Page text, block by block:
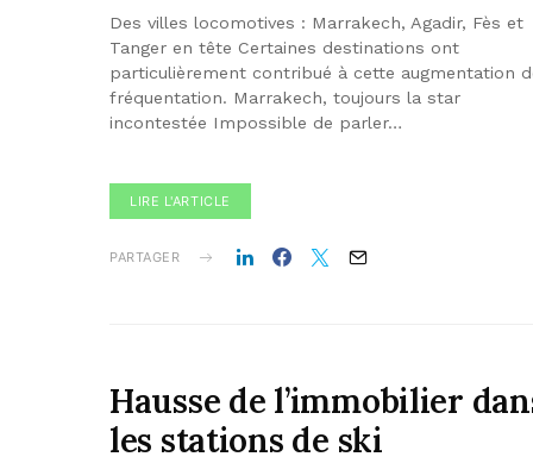
Des villes locomotives : Marrakech, Agadir, Fès et
Tanger en tête Certaines destinations ont
particulièrement contribué à cette augmentation
fréquentation. Marrakech, toujours la star
incontestée Impossible de parler…
LIRE L'ARTICLE
PARTAGER
Hausse de l’immobilier
les stations de ski